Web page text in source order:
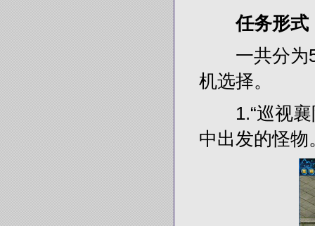
任务形式
一共分为5
机选择。
1.“巡视襄
中出发的怪物